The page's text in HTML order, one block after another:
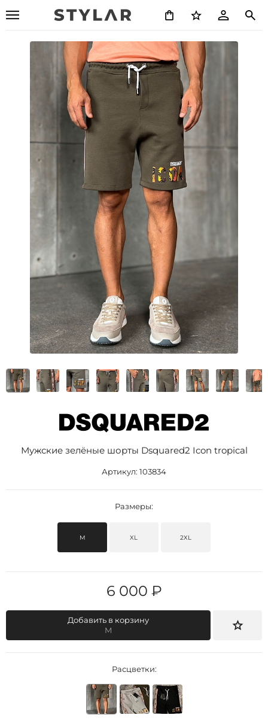
Мужские зелёные шорты Dsquared2 Icon tropical
Артикул: 103834
Размеры:
M XL 2XL
6 000 ₽
Добавить в корзину
M
Расцветки: